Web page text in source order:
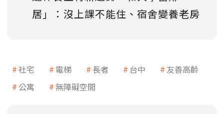
居」：沒上課不能住、宿舍變養老房
社宅 電梯 長者 台中
友善高齡
公寓
無障礙空間